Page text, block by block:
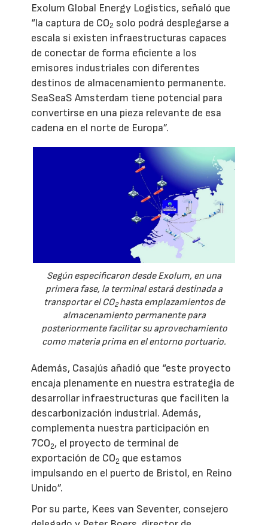
Exolum Global Energy Logistics, señaló que
“la captura de CO2 solo podrá desplegarse a
escala si existen infraestructuras capaces
de conectar de forma eficiente a los
emisores industriales con diferentes
destinos de almacenamiento permanente.
SeaSeaS Amsterdam tiene potencial para
convertirse en una pieza relevante de esa
cadena en el norte de Europa”.
Según especificaron desde Exolum, en una
primera fase, la terminal estará destinada a
transportar el CO2hasta emplazamientos de
almacenamiento permanente para
posteriormente facilitar su aprovechamiento
como materia prima en el entorno portuario.
Además, Casajús añadió que “este proyecto
encaja plenamente en nuestra estrategia de
desarrollar infraestructuras que faciliten la
descarbonización industrial. Además,
complementa nuestra participación en
7CO2, el proyecto de terminal de
exportación de CO2 que estamos
impulsando en el puerto de Bristol, en Reino
Unido”.
Por su parte, Kees van Seventer, consejero